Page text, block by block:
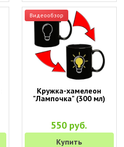
Видеообзор
Кружка-хамелеон
"Лампочка" (300 мл)
550 руб.
Купить